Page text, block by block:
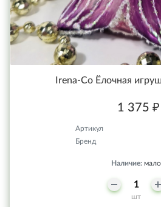
Irena-Co Ёлочная
1 375 ₽
Артикул
Бренд
Наличие: мало
шт